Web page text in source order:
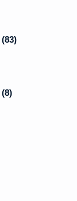
(83)
(8)